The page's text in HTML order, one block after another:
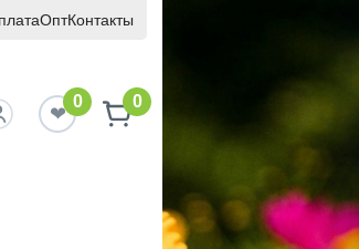
ОптКонтакты
0 0